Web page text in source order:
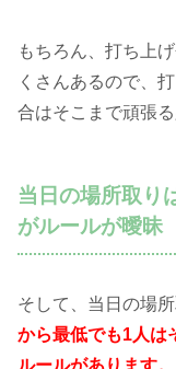
もちろん、打ち上
くさんあるので、
合はそこまで頑張る
当日の場所取り
がルールが曖昧
そして、当日の場
から最低でも1人は
ルールがあります。